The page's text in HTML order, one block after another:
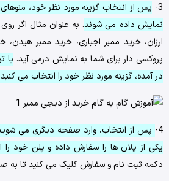
3- پس ‌از انتخاب گزینه مورد نظر خود،
نمایش داده می‌ شوند. به‌ عنوان مثال اگر
ارزان، خرید ممبر اجباری، خرید ممبر هیدن،
پروکسی دار برای شما به نمایش درمی ‌آید. با
‌در آمده، گزینه مورد نظر خود را انتخاب می‌
4- پس ‌از انتخاب، وارد صفحه‌ دیگری می
یکی از پلان‌ ها را سفارش داده و پلن خود را
دکمه ثبت ‌نام و سفارش کلیک می ‌کنید تا به